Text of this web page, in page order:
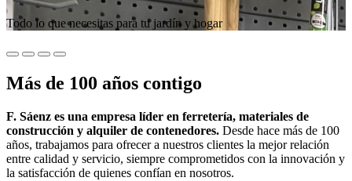
Todo lo que necesitas para tu jardín y hogar
Más de 100 años contigo
F. Sáenz es una empresa líder en ferretería, materiales de
construcción y alquiler de contenedores. Desde hace más de 100
años, trabajamos para ofrecer a nuestros clientes la mejor relación
entre calidad y servicio, siempre comprometidos con la innovación y
la satisfacción de quienes confían en nosotros.